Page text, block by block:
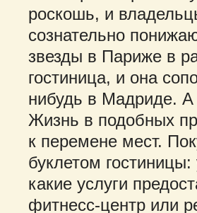
роскошь, и
сознательно
звезды в Париже в
гостиница, и она
нибудь в Мадриде. А
Жизнь в подобных
к перемене мест.
буклетом
какие услуги
фитнесс-центр или